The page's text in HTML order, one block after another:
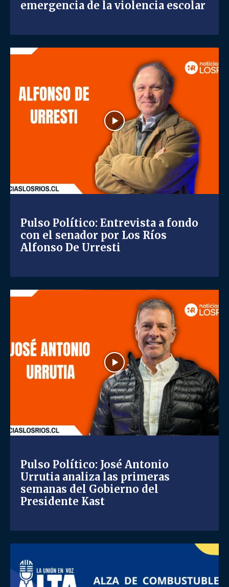
emergencia de la violencia escolar
Pulso Político: Entrevista a fondo
con el senador por Los Ríos
Alfonso De Urresti
Pulso Político: José Antonio
Urrutia analiza las primeras
semanas del Gobierno del
Presidente Kast